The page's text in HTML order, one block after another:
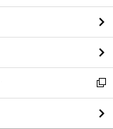
ン
ド
ウ
で
開
く
新
し
い